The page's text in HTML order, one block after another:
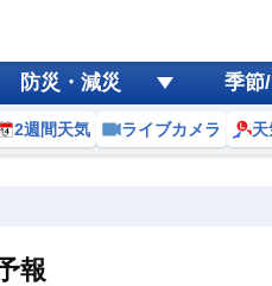
防災・減災 季節
2週間天気 ライブカメラ 天
報